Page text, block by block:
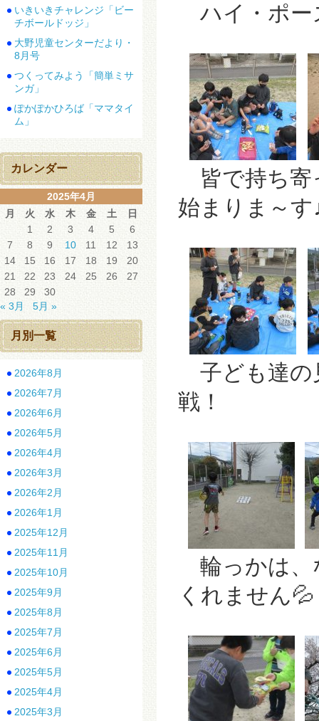
ハイ・ポー
皆で持ち寄
始まりま～す
子ども達
戦！
輪っかは、
くれません💦
いきいきチャレンジ「ビー
チボールドッジ」
大野児童センターだより・
8月号
つくってみよう「簡単ミサ
ンガ」
ぽかぽかひろば「ママタイ
ム」
カレンダー
2025年4月
月
火 水 木 金 土
日
1
2 3 4 5
6
7
8 9 10 11 12
13
14
15 16 17 18 19
20
21
22 23 24 25 26
27
28
29
30
« 3月
5月 »
月別一覧
2026年8月
2026年7月
2026年6月
2026年5月
2026年4月
2026年3月
2026年2月
2026年1月
2025年12月
2025年11月
2025年10月
2025年9月
2025年8月
2025年7月
2025年6月
2025年5月
2025年4月
2025年3月